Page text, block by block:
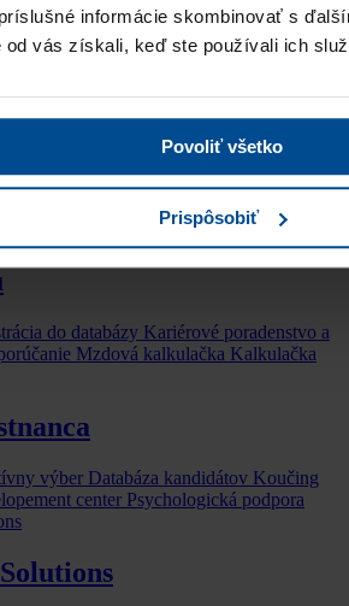
informácie skombinovať s
od vás získali, keď ste používali ich
Povoliť všetko
Prispôsobiť
do databázy Kariérové poradenstvo a
Mzdová kalkulačka Kalkulačka
výber Databáza kandidátov Koučing
center Psychologická podpora